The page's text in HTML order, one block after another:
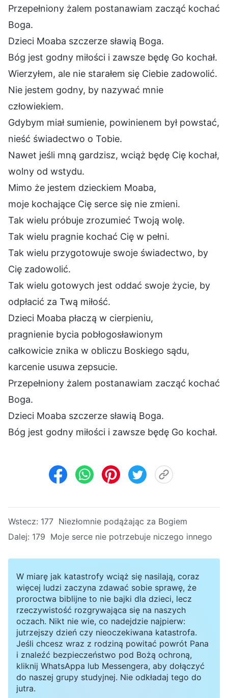
Przepełniony żalem postanawiam zacząć kochać
Boga.
Dzieci Moaba szczerze sławią Boga.
Bóg jest godny miłości i zawsze będę Go kochał.
Wierzyłem, ale nie starałem się Ciebie zadowolić.
Nie jestem godny, by nazywać mnie
człowiekiem.
Gdybym miał sumienie, powinienem był powstać,
nieść świadectwo o Tobie.
Nawet jeśli mną gardzisz, wciąż będę Cię kochał,
wolny od wstydu.
Mimo że jestem dzieckiem Moaba,
moje kochające Cię serce się nie zmieni.
Tak wielu próbuje zrozumieć Twoją wolę.
Tak wielu pragnie kochać Cię w pełni.
Tak wielu przygotowuje swoje świadectwo, by
Cię zadowolić.
Tak wielu gotowych jest oddać swoje życie, by
odpłacić za Twą miłość.
Dzieci Moaba płaczą w cierpieniu,
pragnienie bycia pobłogosławionym
całkowicie znika w obliczu Boskiego sądu,
karcenie usuwa zepsucie.
Przepełniony żalem postanawiam zacząć kochać
Boga.
Dzieci Moaba szczerze sławią Boga.
Bóg jest godny miłości i zawsze będę Go kochał.
Wstecz: 177 Niezłomnie podążając za Bogiem
Dalej: 179 Moje serce nie potrzebuje niczego innego
W miarę jak katastrofy wciąż się nasilają, coraz
więcej ludzi zaczyna zdawać sobie sprawę, że
proroctwa biblijne to nie bajki dla dzieci, lecz
rzeczywistość rozgrywająca się na naszych
oczach. Nikt nie wie, co nadejdzie najpierw:
jutrzejszy dzień czy nieoczekiwana katastrofa.
Jeśli chcesz wraz z rodziną powitać powrót Pana
i znaleźć bezpieczeństwo pod Bożą ochroną,
kliknij WhatsAppa lub Messengera, aby dołączyć
do naszej grupy studyjnej. Nie odkładaj tego do
jutra.